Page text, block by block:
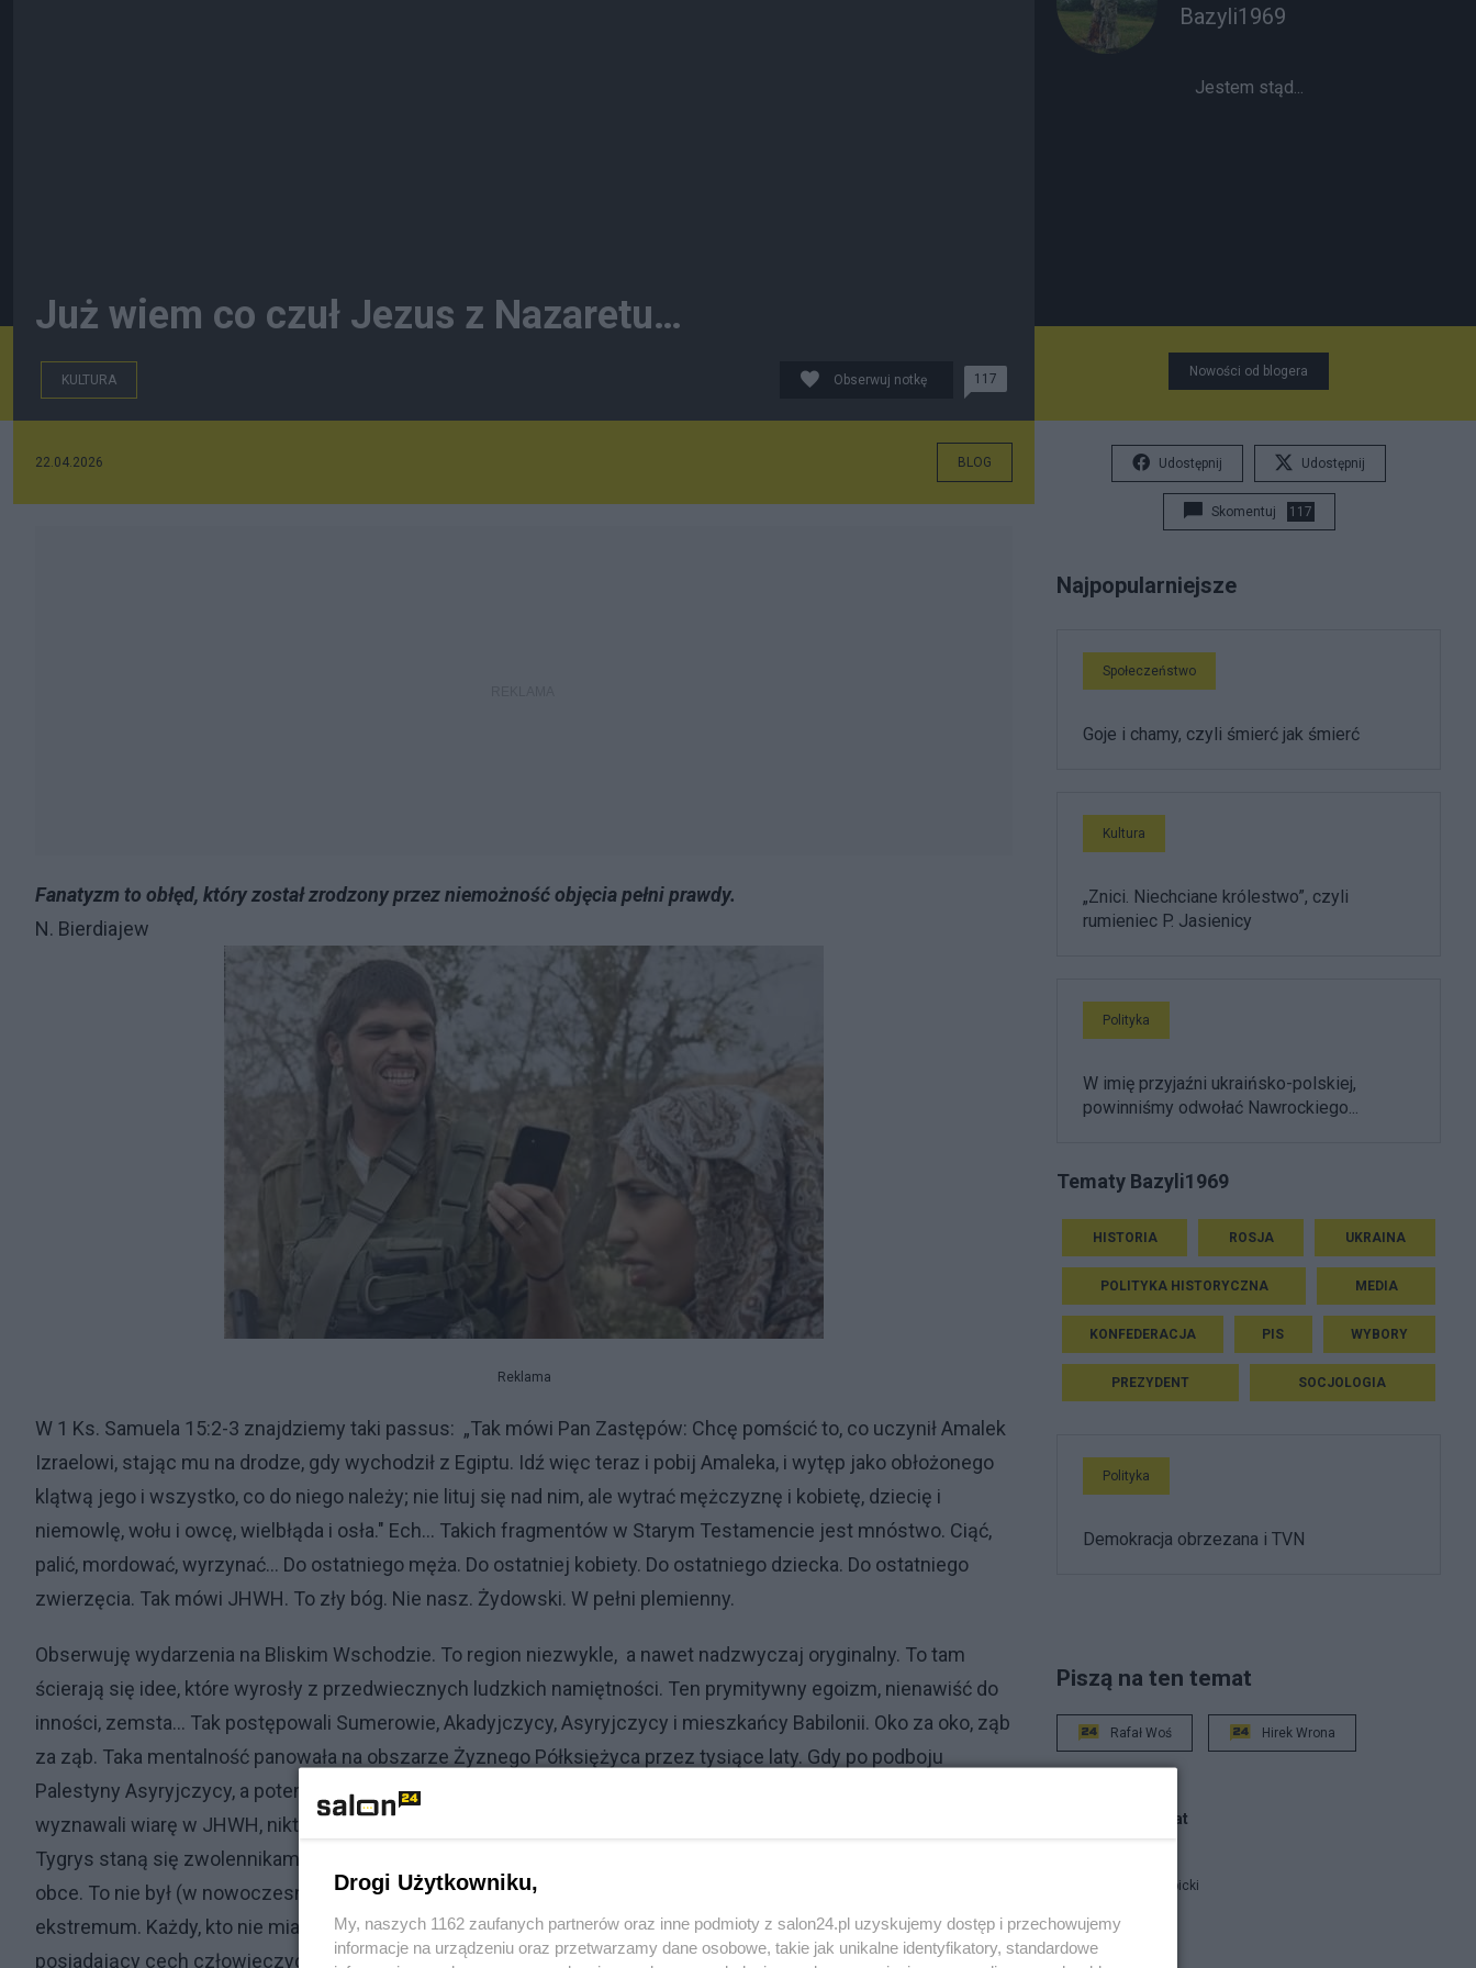
Już wiem co czuł Jezus z Nazaretu…
KULTURA Obserwuj notkę 117
22.04.2026 BLOG
Fanatyzm to obłęd, który został zrodzony przez niemożność objęcia pełni prawdy.
N. Bierdiajew
Reklama
W 1 Ks. Samuela 15:2-3 znajdziemy taki passus: „Tak mówi Pan Zastępów: Chcę pomścić to, co uczynił Amalek
Izraelowi, stając mu na drodze, gdy wychodził z Egiptu. Idź więc teraz i pobij Amaleka, i wytęp jako obłożonego
klątwą jego i wszystko, co do niego należy; nie lituj się nad nim, ale wytrać mężczyznę i kobietę, dziecię i
niemowlę, wołu i owcę, wielbłąda i osła." Ech… Takich fragmentów w Starym Testamencie jest mnóstwo. Ciąć,
palić, mordować, wyrzynać… Do ostatniego męża. Do ostatniej kobiety. Do ostatniego dziecka. Do ostatniego
zwierzęcia. Tak mówi JHWH. To zły bóg. Nie nasz. Żydowski. W pełni plemienny.
Obserwuję wydarzenia na Bliskim Wschodzie. To region niezwykle, a nawet nadzwyczaj oryginalny. To tam
ścierają się idee, które wyrosły z przedwiecznych ludzkich namiętności. Ten prymitywny egoizm, nienawiść do
inności, zemsta… Tak postępowali Sumerowie, Akadyjczycy, Asyryjczycy i mieszkańcy Babilonii. Oko za oko, ząb
za ząb. Taka mentalność panowała na obszarze Żyznego Półksiężyca przez tysiące laty. Gdy po podboju
Palestyny Asyryjczycy, a potem Persowie, trzymali w niewoli grupy dawnych mieszkańców Judei, którzy
wyznawali wiarę w JHWH, nikt chyba nie spodziewał się, że potomkowie ludzi uprowadzonych nad Eufrat i
Tygrys staną się zwolennikami, czy nawet wyznawcami, zasad polegających na nienawiści do wszystkiego co
obce. To nie był (w nowoczesnym znaczeniu) nacjonalizm, to był czystej wody szowinizm. Posunięty do
ekstremum. Każdy, kto nie miał w sobie kropli krwi judejskiej traktowany był jako ktoś gorszy, wstrętny, nie
posiadający cech człowieczych. Dochodził do tego, że pokrewny Judejczykom etnicznie i językowo Edomita,
Bazyli1969
Jestem stąd...
Nowości od blogera
Udostępnij Udostępnij
Skomentuj 117
Najpopularniejsze
Społeczeństwo
Goje i chamy, czyli śmierć jak śmierć
Kultura
„Znici. Niechciane królestwo”, czyli
rumieniec P. Jasienicy
Polityka
W imię przyjaźni ukraińsko-polskiej,
powinniśmy odwołać Nawrockiego...
Tematy Bazyli1969
HISTORIA ROSJA UKRAINA
POLITYKA HISTORYCZNA MEDIA
KONFEDERACJA PIS WYBORY
PREZYDENT SOCJOLOGIA
Polityka
Demokracja obrzezana i TVN
Piszą na ten temat
Rafał Woś Hirek Wrona
Blogi na ten temat
Jan Filip Libicki
Drogi Użytkowniku,
My, naszych 1162 zaufanych partnerów oraz inne podmioty z salon24.pl uzyskujemy dostęp i przechowujemy
informacje na urządzeniu oraz przetwarzamy dane osobowe, takie jak unikalne identyfikatory, standardowe